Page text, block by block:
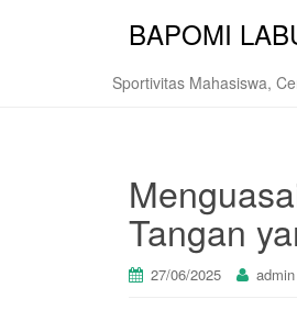
BAPOMI
Sportivitas Mahasiswa,
Tangan
27/06/2025 admin